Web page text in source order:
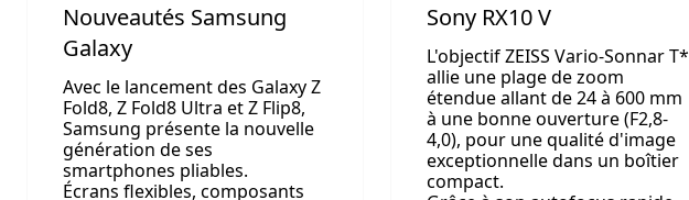
Nouveautés Samsung
Galaxy
Avec le lancement des Galaxy Z
Fold8, Z Fold8 Ultra et Z Flip8,
Samsung présente la nouvelle
génération de ses
smartphones pliables.
Écrans flexibles, composants
Sony RX10 V
L'objectif ZEISS Vario-Sonnar T*
allie une plage de zoom
étendue allant de 24 à 600 mm
à une bonne ouverture (F2,8-
4,0), pour une qualité d'image
exceptionnelle dans un boîtier
compact.